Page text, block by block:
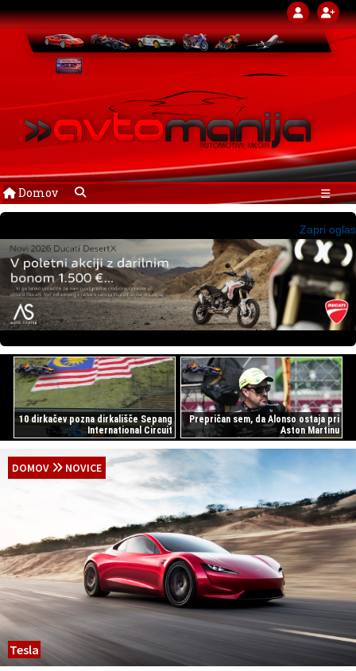
Domov ☰
Zapri oglas
10 dirkačev pozna dirkališče Sepang
International Circuit
Prepričan sem, da Alonso ostaja pri
Aston Martinu
DOMOV NOVICE
Tesla